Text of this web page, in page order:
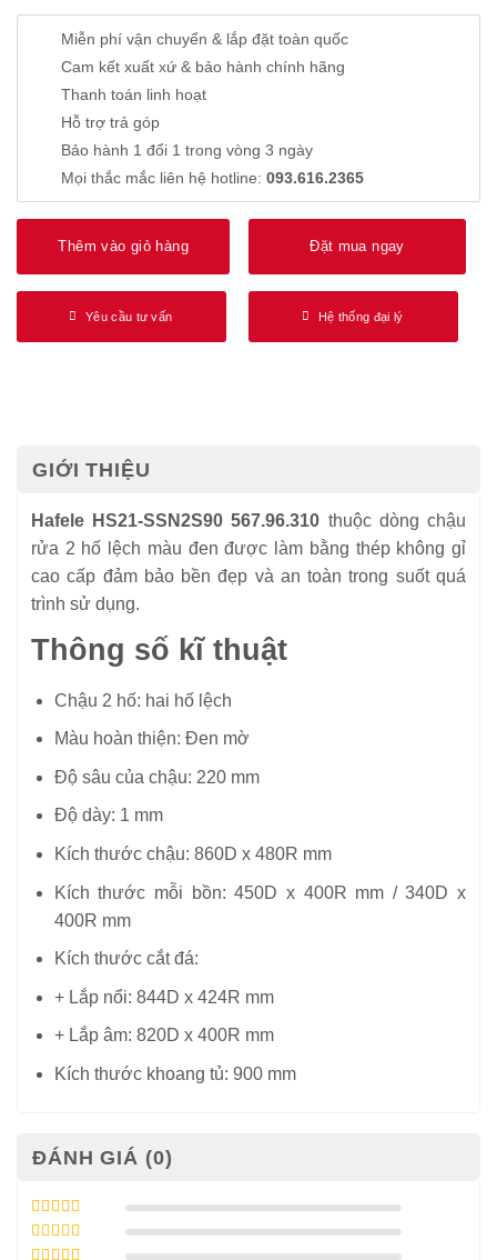
Miễn phí vận chuyển & lắp đặt toàn quốc
Cam kết xuất xứ & bảo hành chính hãng
Thanh toán linh hoạt
Hỗ trợ trả góp
Bảo hành 1 đổi 1 trong vòng 3 ngày
Mọi thắc mắc liên hệ hotline: 093.616.2365
Thêm vào giỏ hàng Đặt mua ngay
Yêu cầu tư vấn Hệ thống đại lý
GIỚI THIỆU
Hafele HS21-SSN2S90 567.96.310 thuộc dòng chậu
rửa 2 hố lệch màu đen được làm bằng thép không gỉ
cao cấp đảm bảo bền đẹp và an toàn trong suốt quá
trình sử dụng.
Thông số kĩ thuật
Chậu 2 hố: hai hố lệch
Màu hoàn thiện: Đen mờ
Độ sâu của chậu: 220 mm
Độ dày: 1 mm
Kích thước chậu: 860D x 480R mm
Kích thước mỗi bồn: 450D x 400R mm / 340D x
400R mm
Kích thước cắt đá:
+ Lắp nổi: 844D x 424R mm
+ Lắp âm: 820D x 400R mm
Kích thước khoang tủ: 900 mm
ĐÁNH GIÁ (0)
Được xếp
Được xếp